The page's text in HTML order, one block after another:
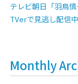
テレビ朝日「羽鳥
TVerで見逃し配信
Monthly